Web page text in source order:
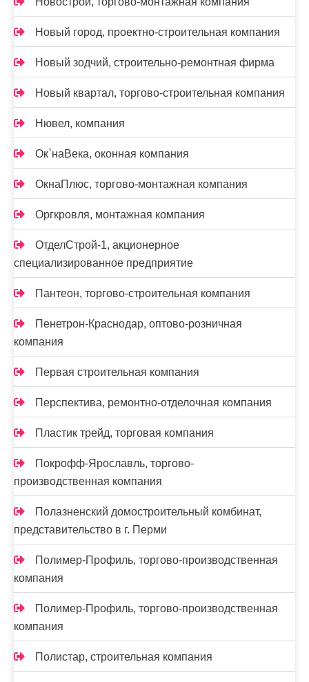
Новый город, проектно-строительная компания
Новый зодчий, строительно-ремонтная фирма
Новый квартал, торгово-строительная компания
Нювел, компания
Ок`наВека, оконная компания
ОкнаПлюс, торгово-монтажная компания
Оргкровля, монтажная компания
ОтделСтрой-1, акционерное
специализированное предприятие
Пантеон, торгово-строительная компания
Пенетрон-Краснодар, оптово-розничная
компания
Первая строительная компания
Перспектива, ремонтно-отделочная компания
Пластик трейд, торговая компания
Покрофф-Ярославль, торгово-
производственная компания
Полазненский домостроительный комбинат,
представительство в г. Перми
Полимер-Профиль, торгово-производственная
компания
Полимер-Профиль, торгово-производственная
компания
Полистар, строительная компания